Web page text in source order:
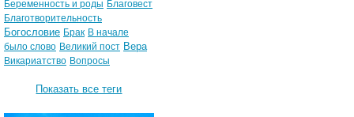
Беременность и роды Благовест
Благотворительность
Богословие Брак В начале
было слово Великий пост Вера
Викариатство Вопросы
Показать все теги